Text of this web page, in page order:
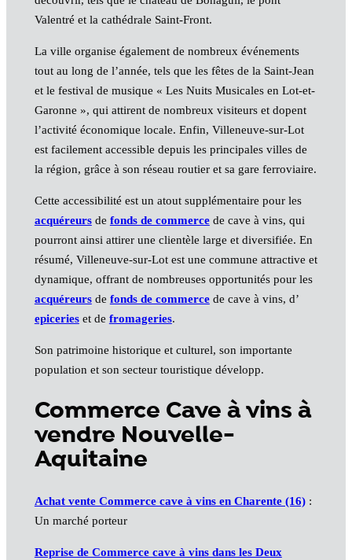
Valentré et la cathédrale Saint-Front.
La ville organise également de nombreux événements
tout au long de l’année, tels que les fêtes de la Saint-Jean
et le festival de musique « Les Nuits Musicales en Lot-et-
Garonne », qui attirent de nombreux visiteurs et dopent
l’activité économique locale. Enfin, Villeneuve-sur-Lot
est facilement accessible depuis les principales villes de
la région, grâce à son réseau routier et sa gare ferroviaire.
Cette accessibilité est un atout supplémentaire pour les
acquéreursde fonds de commercede cave à vins, qui
pourront ainsi attirer une clientèle large et diversifiée. En
résumé, Villeneuve-sur-Lot est une commune attractive et
dynamique, offrant de nombreuses opportunités pour les
acquéreursde fonds de commercede cave à vins, d’
epicerieset de fromageries.
Son patrimoine historique et culturel, son importante
population et son secteur touristique développ.
Commerce Cave à vins à
vendre Nouvelle-
Aquitaine
Achat vente Commerce cave à vins en Charente (16):
Un marché porteur
Reprise de Commerce cave à vins dans les Deux